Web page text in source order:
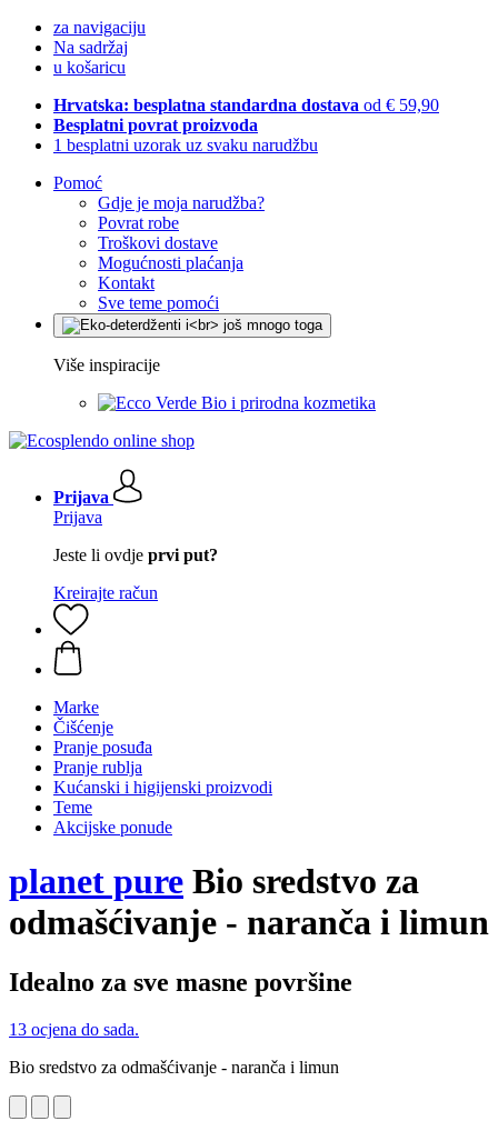
za navigaciju
Na sadržaj
u košaricu
Hrvatska: besplatna standardna dostava od € 59,90
Besplatni povrat proizvoda
1 besplatni uzorak uz svaku narudžbu
Pomoć
Gdje je moja narudžba?
Povrat robe
Troškovi dostave
Mogućnosti plaćanja
Kontakt
Sve teme pomoći
Više inspiracije
Bio i prirodna kozmetika
Prijava
Prijava
Jeste li ovdje prvi put?
Kreirajte račun
Marke
Čišćenje
Pranje posuđa
Pranje rublja
Kućanski i higijenski proizvodi
Teme
Akcijske ponude
planet pure Bio sredstvo za
odmašćivanje - naranča i limun
Idealno za sve masne površine
13 ocjena do sada.
Bio sredstvo za odmašćivanje - naranča i limun